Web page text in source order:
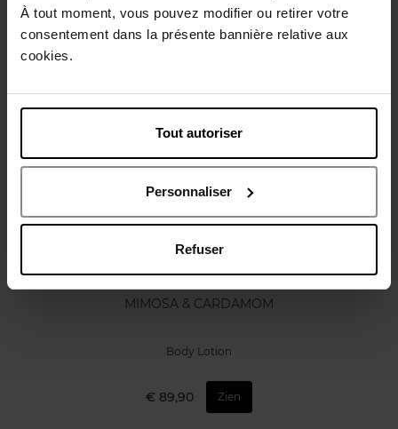
À tout moment, vous pouvez modifier ou retirer votre
consentement dans la présente bannière relative aux
cookies.
Tout autoriser
Personnaliser
Refuser
Review Beleid inzake klantbeoordelingen
Nog iets vergeten ?
MIMOSA & CARDAMOM
Body Lotion
€ 89,90 Zien